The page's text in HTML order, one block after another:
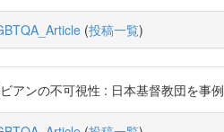
(投稿一覧)
アンの不可視性 : 日本基督教団を